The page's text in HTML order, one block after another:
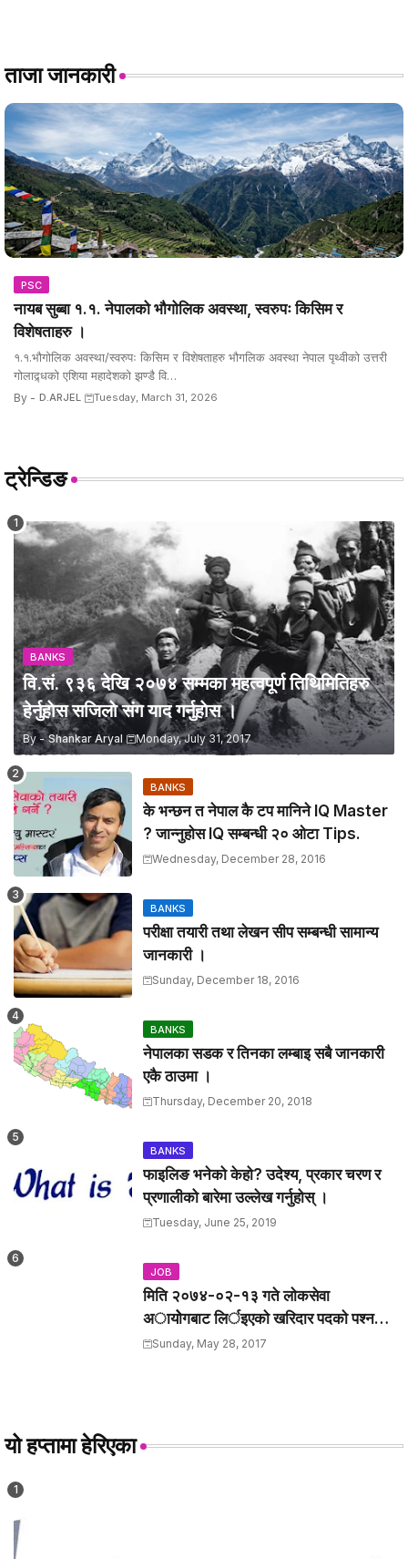
ताजा जानकारी
PSC
नायब सुब्बा १.१. नेपालको भौगोलिक अवस्था, स्वरुपः किसिम र
विशेषताहरु ।
१.१.भौगोलिक अवस्था/स्वरुपः किसिम र विशेषताहरु भौगलिक अवस्था नेपाल पृथ्वीको उत्तरी
गोलाद्र्धको एशिया महादेशको झण्डै वि…
By - D.ARJEL Tuesday, March 31, 2026
ट्रेन्डिङ
BANKS
वि.सं. ९३६ देखि २०७४ सम्मका महत्वपूर्ण तिथिमितिहरु
हेर्नुहाेस सजिलाे संग याद गर्नुहाेस ।
By - Shankar Aryal Monday, July 31, 2017
BANKS
के भन्छन त नेपाल कै टप मानिने IQ Master
? जान्नुहाेस IQ सम्बन्धी २० ओटा Tips.
Wednesday, December 28, 2016
BANKS
परीक्षा तयारी तथा लेखन सीप सम्बन्धी सामान्य
जानकारी ।
Sunday, December 18, 2016
BANKS
नेपालका सडक र तिनका लम्बाइ सबै जानकारी
एकै ठाउमा ।
Thursday, December 20, 2018
BANKS
फाइलिङ भनेको केहो? उदेश्य, प्रकार चरण र
प्रणालीको बारेमा उल्लेख गर्नुहोस् ।
Tuesday, June 25, 2019
JOB
मिति २०७४-०२-१३ गते लाेकसेवा
अायोेगबाट लिर्इएकाे खरिदार पदकाे पश्न
तथा उत्तरहरु ।
Sunday, May 28, 2017
यो हप्तामा हेरिएका